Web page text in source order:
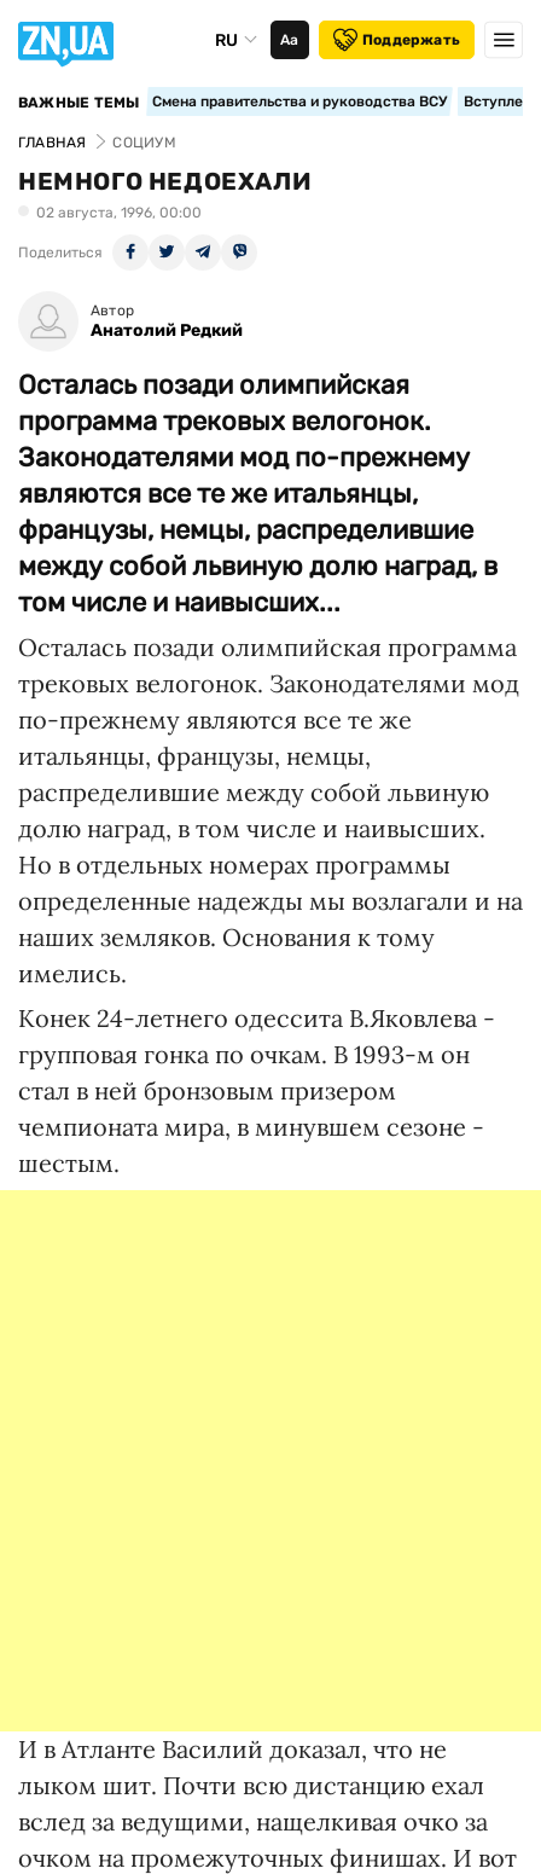
RU Аа Поддержать
ВАЖНЫЕ ТЕМЫ Смена правительства и руководства ВСУ
ГЛАВНАЯ СОЦИУМ
НЕМНОГО НЕДОЕХАЛИ
02 августа, 1996, 00:00
Поделиться
Автор
Анатолий Редкий
Осталась позади олимпийская
программа трековых велогонок.
Законодателями мод по-прежнему
являются все те же итальянцы,
французы, немцы, распределившие
между собой львиную долю наград, в
том числе и наивысших...
Осталась позади олимпийская программа
трековых велогонок. Законодателями мод
по-прежнему являются все те же
итальянцы, французы, немцы,
распределившие между собой львиную
долю наград, в том числе и наивысших.
Но в отдельных номерах программы
определенные надежды мы возлагали и на
наших земляков. Основания к тому
имелись.
Конек 24-летнего одессита В.Яковлева -
групповая гонка по очкам. В 1993-м он
стал в ней бронзовым призером
чемпионата мира, в минувшем сезоне -
шестым.
И в Атланте Василий доказал, что не
лыком шит. Почти всю дистанцию ехал
вслед за ведущими, нащелкивая очко за
очком на промежуточных финишах. И вот